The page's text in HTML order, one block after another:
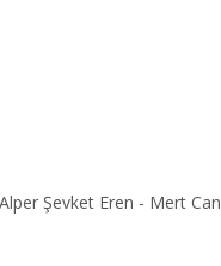
Şevket Eren - Mert